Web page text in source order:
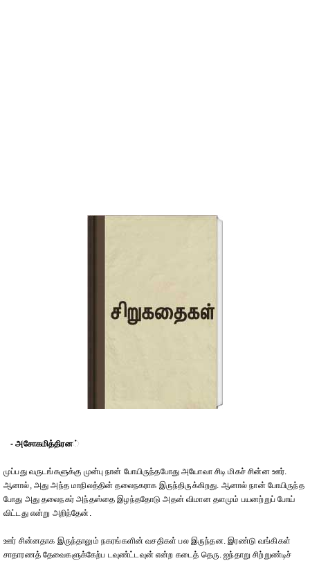
- அசோகமித்திரன்
முப்பது வருடங்களுக்கு முன்பு நான் போயிருந்தபோது அயோவா சிடி மிகச் சின்ன ஊர்.
ஆனால், அது அந்த மாநிலத்தின் தலைநகராக இருந்திருக்கிறது. ஆனால் நான் போயிருந்த
போது அது தலைநகர் அந்தஸ்தை இழந்ததோடு அதன் விமான தளமும் பயனற்றுப் போய்
விட்டது என்று அறிந்தேன்.
ஊர் சின்னதாக இருந்தாலும் நகரங்களின் வசதிகள் பல இருந்தன. இரண்டு வங்கிகள்
சாதாரணத் தேவைகளுக்கேற்ப டவுண்ட்டவுன் என்ற கடைத் தெரு. ஐந்தாறு சிற்றுண்டிச்